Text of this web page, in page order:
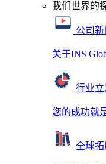
我们世界的
公司新
关于INS
行业立
您的成功就
全球